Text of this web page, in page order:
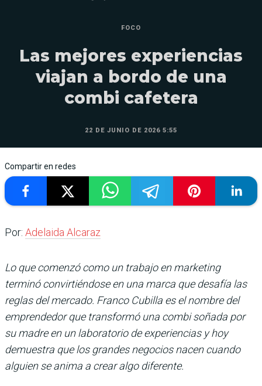
FOCO
Las mejores experiencias
viajan a bordo de una
combi cafetera
22 DE JUNIO DE 2026 5:55
Compartir en redes
Por: Adelaida Alcaraz
Lo que comenzó como un trabajo en marketing
terminó convirtiéndose en una marca que desafía las
reglas del mercado. Franco Cubilla es el nombre del
emprendedor que transformó una combi soñada por
su madre en un laboratorio de experiencias y hoy
demuestra que los grandes negocios nacen cuando
alguien se anima a crear algo diferente.